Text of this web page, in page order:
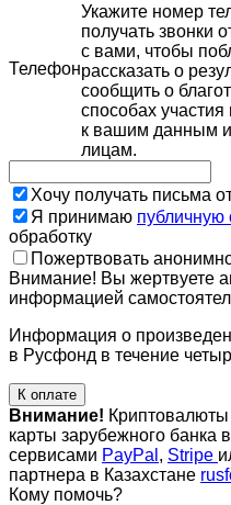
Телефон
Укажите номер
получать звонки
с вами, чтобы
рассказать о
сообщить о
способах
к вашим данным
лицам.
Хочу получать письма
Я принимаю публичную
обработку
Пожертвовать
Внимание! Вы жертвуете
информацией
Информация о
в Русфонд в течение
К оплате
Внимание! Криптовалюты
карты зарубежного банка
сервисами PayPal , Stripe
партнера в Казахстане
Кому помочь?